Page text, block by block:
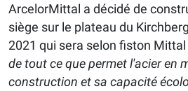
ArcelorMittal a décidé de
siège sur le plateau du
2021 qui sera selon fiston Mittal
de tout ce que permet l'acier en
construction et sa capacité